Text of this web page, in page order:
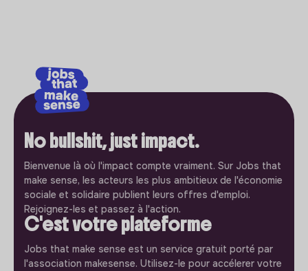
No bullshit, just impact.
Bienvenue là où l'impact compte vraiment. Sur Jobs that
make sense, les acteurs les plus ambitieux de l'économie
sociale et solidaire publient leurs offres d'emploi.
Rejoignez-les et passez à l'action.
C'est votre plateforme
Jobs that make sense est un service gratuit porté par
l'association makesense. Utilisez-le pour accélerer votre